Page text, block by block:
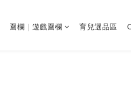
圍欄｜遊戲圍欄 育兒選品區